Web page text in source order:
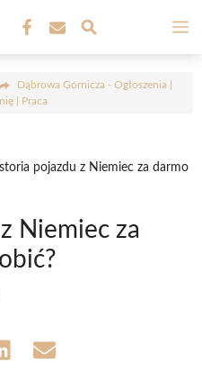
Dąbrowa Górnicza - Ogłoszenia |
| Praca
pojazdu z Niemiec za darmo
Niemiec za
Share Share